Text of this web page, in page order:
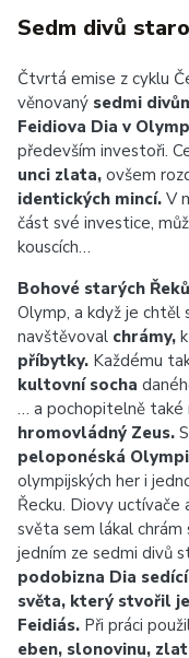
Sedm divů
Čtvrtá emise z cyklu
věnovaný sedmi
Feidiova Dia v
především investoři.
unci zlata, ovšem
identických mincí. V
část své investice,
kouscích…
Bohové starých Řeků
Olymp, a když je chtěl
navštěvoval chrámy,
příbytky. Každému
kultovní socha
… a pochopitelně také
hromovládný Zeus.
peloponéská
olympijských her i
Řecku. Diovy uctívače
světa sem lákal
jedním ze sedmi divů
podobizna Dia
světa, který stvořil
Feidiás. Při práci
eben, slonovinu,